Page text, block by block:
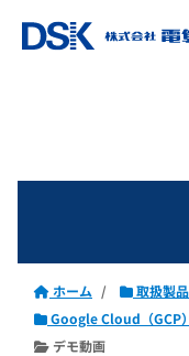
ホーム
取扱製
Google Cloud（GCP）
デモ動画